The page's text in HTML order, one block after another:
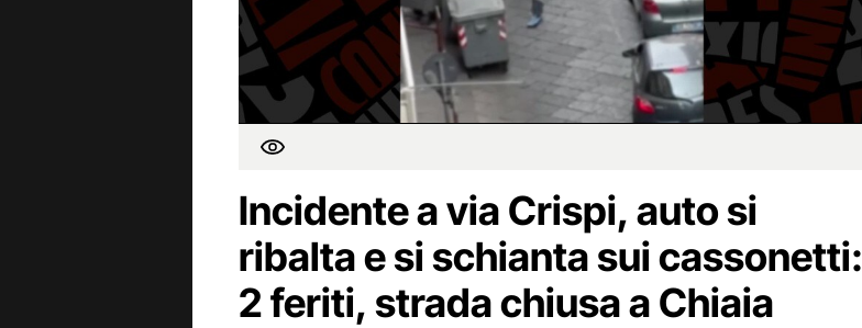
Incidente a via Crispi, auto si
ribalta e si schianta sui cassonetti:
2 feriti, strada chiusa a Chiaia